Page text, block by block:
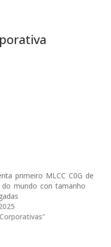
primeiro MLCC C0G de
do mundo con tamanho